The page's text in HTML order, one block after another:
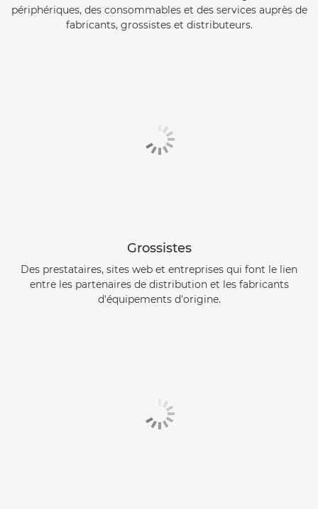
périphériques, des consommables et des services auprès de
fabricants, grossistes et distributeurs.
Grossistes
Des prestataires, sites web et entreprises qui font le lien
entre les partenaires de distribution et les fabricants
d'équipements d'origine.